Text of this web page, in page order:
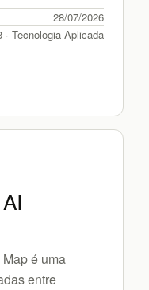
28/07/2026
· Tecnologia Aplicada
é uma
entre